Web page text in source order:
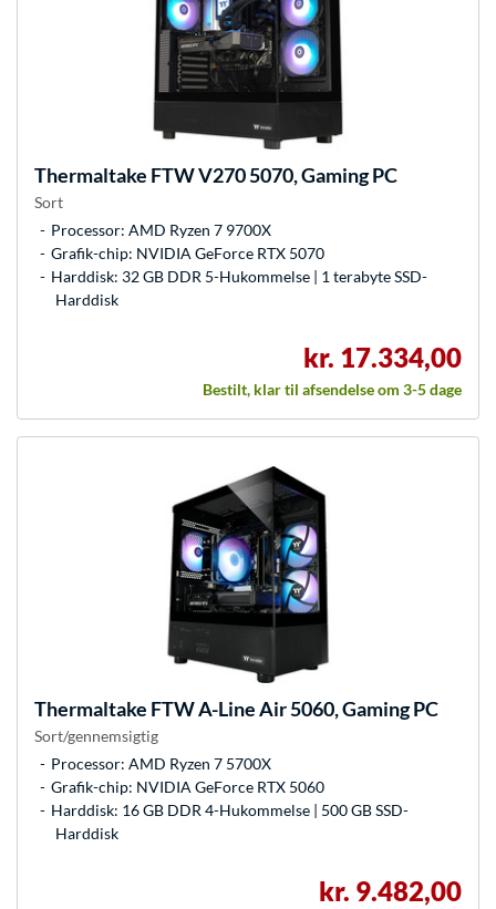
Thermaltake FTW V270 5070, Gaming PC
Sort
Processor: AMD Ryzen 7 9700X
Grafik-chip: NVIDIA GeForce RTX 5070
Harddisk: 32 GB DDR 5-Hukommelse | 1 terabyte SSD-
Harddisk
kr. 17.334,00
Bestilt, klar til afsendelse om 3-5 dage
Thermaltake FTW A-Line Air 5060, Gaming PC
Sort/gennemsigtig
Processor: AMD Ryzen 7 5700X
Grafik-chip: NVIDIA GeForce RTX 5060
Harddisk: 16 GB DDR 4-Hukommelse | 500 GB SSD-
Harddisk
kr. 9.482,00